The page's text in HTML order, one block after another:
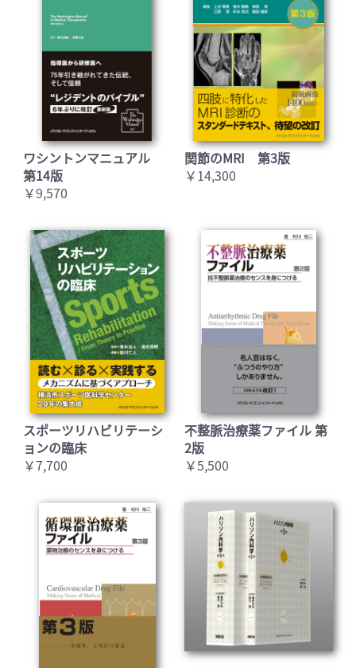
ワシントンマニュアル
第14版
￥9,570
関節のMRI 第3版
￥14,300
スポーツリハビリテーシ
ョンの臨床
￥7,700
不整脈治療薬ファイル 第
2版
￥5,500